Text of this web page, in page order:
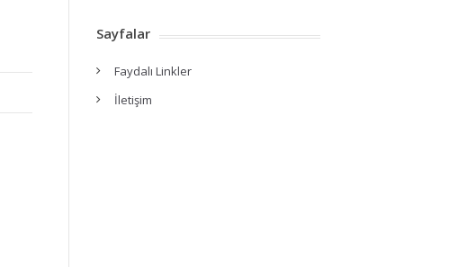
Sayfalar
Faydalı Linkler
İletişim